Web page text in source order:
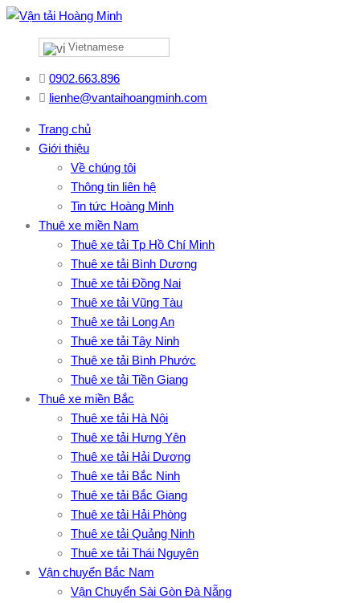
Vietnamese
0902.663.896
lienhe@vantaihoangminh.com
Trang chủ
Giới thiệu
Về chúng tôi
Thông tin liên hệ
Tin tức Hoàng Minh
Thuê xe miền Nam
Thuê xe tải Tp Hồ Chí Minh
Thuê xe tải Bình Dương
Thuê xe tải Đồng Nai
Thuê xe tải Vũng Tàu
Thuê xe tải Long An
Thuê xe tải Tây Ninh
Thuê xe tải Bình Phước
Thuê xe tải Tiền Giang
Thuê xe miền Bắc
Thuê xe tải Hà Nội
Thuê xe tải Hưng Yên
Thuê xe tải Hải Dương
Thuê xe tải Bắc Ninh
Thuê xe tải Bắc Giang
Thuê xe tải Hải Phòng
Thuê xe tải Quảng Ninh
Thuê xe tải Thái Nguyên
Vận chuyển Bắc Nam
Vận Chuyển Sài Gòn Đà Nẵng